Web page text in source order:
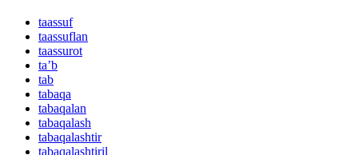
taassuf
taassuflan
taassurot
taʼb
tab
tabaqa
tabaqalan
tabaqalash
tabaqalashtir
tabaqalashtiril